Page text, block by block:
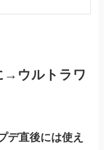
→ウルトラワ
デ直後には使え